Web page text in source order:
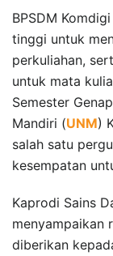
BPSDM
tinggi untuk
perkuliahan,
untuk mata
Semester
Mandiri (UNM)
salah satu
kesempatan
Kaprodi Sains
menyampaikan
diberikan